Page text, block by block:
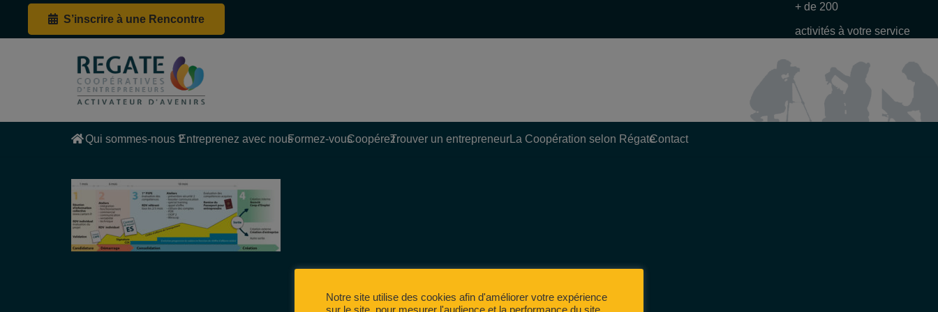
S’inscrire à une Rencontre
+ de 200
activités à votre service
Qui sommes-nous ?Entreprenez avec nousFormez-vousCoopérezTrouver un entrepreneurLa Coopération selon RégateContact
Notre site utilise des cookies afin d'améliorer votre expérience
sur le site, pour mesurer l'audience et la performance du site,